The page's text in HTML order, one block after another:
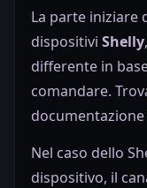
La parte iniziare
dispositivi Shelly
differente in
comandare.
Nel caso dello
dispositivo, il